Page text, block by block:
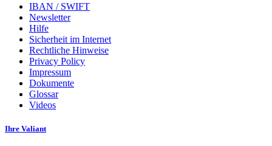
IBAN / SWIFT
Newsletter
Hilfe
Sicherheit im Internet
Rechtliche Hinweise
Privacy Policy
Impressum
Dokumente
Glossar
Videos
Ihre Valiant